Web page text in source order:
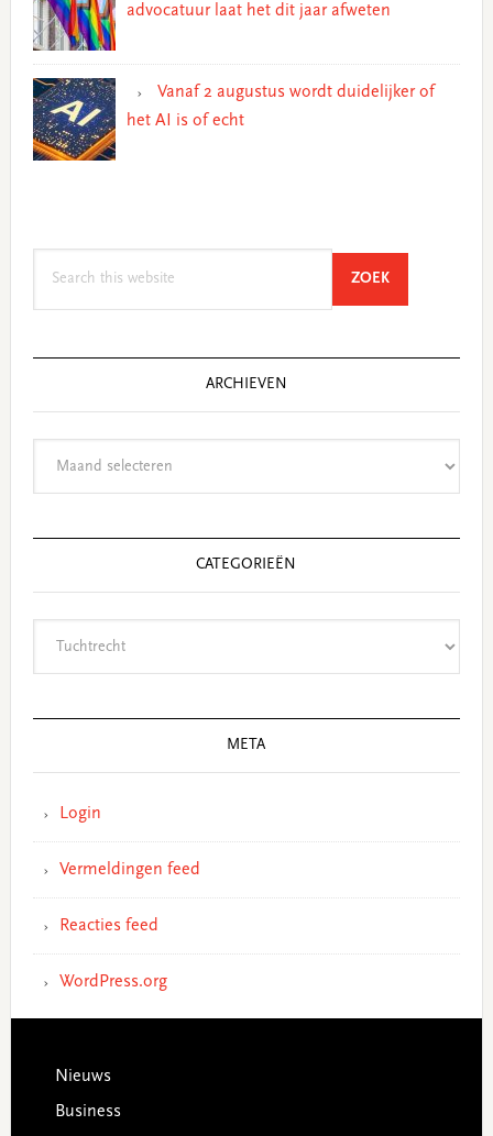
advocatuur laat het dit jaar afweten
Vanaf 2 augustus wordt duidelijker of
het AI is of echt
ZOEKSEARCH
ARCHIEVEN
CATEGORIEËN
META
Login
Vermeldingen feed
Reacties feed
WordPress.org
Footer
Nieuws
Business